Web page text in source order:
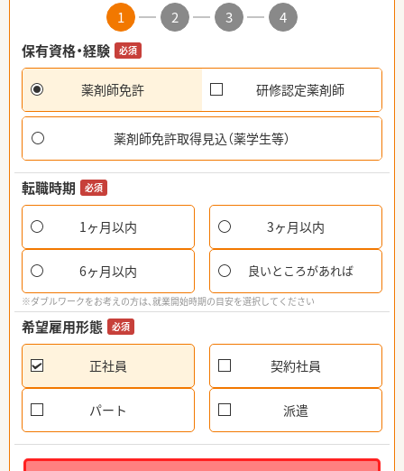
1 2 3
4
保有資格・経験
必須
薬剤師免許 研修認定薬剤師
薬剤師免許取得見込（薬学生等）
転職時期 必須
1ヶ月以内 3ヶ月以内
6ヶ月以内 良いところがあれば
※ダブルワークをお考えの方は、就業開始時期の目安を選択してください
希望雇用形態 必須
正社員 契約社員
パート 派遣